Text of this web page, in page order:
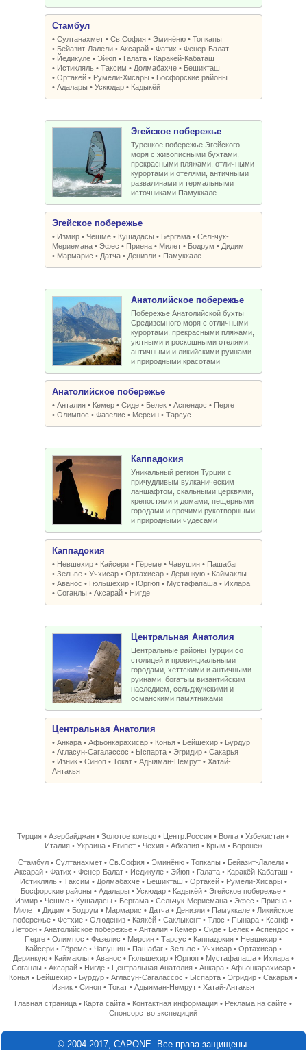
Стамбул
• Султанахмет • Св.София • Эминёню • Топкапы
• Бейазит-Лалели • Аксарай • Фатих • Фенер-Балат
• Йедикуле • Эйюп • Галата • Каракёй-Кабаташ
• Истикляль • Таксим • Долмабахче • Бешикташ
• Ортакёй • Румели-Xисары • Босфорские районы
• Адалары • Ускюдар • Кадыкёй
Эгейское побережье
Турецкое побережье Эгейского
моря с живописными бухтами,
прекрасными пляжами, отличными
курортами и отелями, античными
развалинами и термальными
источниками Памуккале
Эгейское побережье
• Измир • Чешме • Кушадасы • Бергама • Сельчук-
Мериемана • Эфес • Приена • Милет • Бодрум • Дидим
• Мармарис • Датча • Денизли • Памуккале
Анатолийское побережье
Побережье Анатолийской бухты
Средиземного моря с отличными
курортами, прекрасными пляжами,
уютными и роскошными отелями,
античными и ликийскими руинами
и природными красотами
Анатолийское побережье
• Анталия • Кемер • Сиде • Белек • Аспендос • Перге
• Олимпос • Фазелис • Мерсин • Тарсус
Каппадокия
Уникальный регион Турции с
причудливым вулканическим
ланшафтом, скальными церквями,
крепостями и домами, пещерными
городами и прочими рукотворными
и природными чудесами
Каппадокия
• Невшехир • Кайсери • Гёреме • Чавушин • Пашабаг
• Зельве • Учхисар • Ортахисар • Деринкую • Каймаклы
• Аванос • Гюльшехир • Юргюп • Мустафапаша • Ихлара
• Соганлы • Аксарай • Нигде
Центральная Анатолия
Центральные районы Турции со
столицей и провинциальными
городами, хеттскими и античными
руинами, богатым византийским
наследием, сельджукскими и
османскими памятниками
Центральная Анатолия
• Анкара • Афьонкарахисар • Конья • Бейшехир • Бурдур
• Агласун-Сагалассос • Ыспарта • Эгридир • Сакарья
• Изник • Синоп • Токат • Адыяман-Немрут • Хатай-
Антакья
Турция •Азербайджан •Золотое кольцо • Центр.Россия • Волга •Узбекистан •
Италия• Украина• Египет• Чехия• Абхазия• Крым • Воронеж
Стамбул •Султанахмет •Св.София •Эминёню •Топкапы • Бейазит-Лалели •
Аксарай• Фатих • Фенер-Балат• Йедикуле• Эйюп• Галата• Каракёй-Кабаташ •
Истикляль• Таксим • Долмабахче• Бешикташ • Ортакёй• Румели-Хисары •
Босфорские районы •Адалары •Ускюдар • Кадыкёй •Эгейское побережье •
Измир• Чешме• Кушадасы • Бергама• Сельчук-Мериемана• Эфес • Приена•
Милет• Дидим • Бодрум • Мармарис • Датча• Денизли• Памуккале• Ликийское
побережье •Фетхие •Олюдениз • Каякёй •Саклыкент •Тлос • Пынара • Ксанф •
Летоон •Анатолийское побережье •Анталия • Кемер •Сиде • Белек •Аспендос •
Перге •Олимпос •Фазелис • Мерсин •Тарсус • Каппадокия • Невшехир •
Кайсери• Гёреме• Чавушин• Пашабаг• Зельве• Учхисар• Ортахисар•
Деринкую• Каймаклы • Аванос • Гюльшехир• Юргюп• Мустафапаша• Ихлара•
Соганлы • Аксарай• Нигде• Центральная Анатолия• Анкара• Афьонкарахисар•
Конья • Бейшехир • Бурдур •Агласун-Сагалассос • Ыспарта •Эгридир •Сакарья •
Изник •Синоп •Токат •Адыяман-Немрут •Хатай-Антакья
Главная страница • Карта сайта • Контактная информация • Реклама на сайте •
Спонсорство экспедиций
© 2004-2017, CAPONE. Все права защищены.